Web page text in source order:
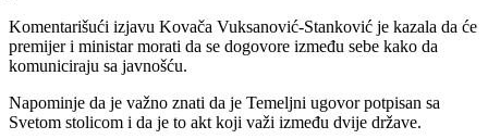
Komentarišući izjavu Kovača Vuksanović-Stanković je kazala da će
premijer i ministar morati da se dogovore između sebe kako da
komuniciraju sa javnošću.
Napominje da je važno znati da je Temeljni ugovor potpisan sa
Svetom stolicom i da je to akt koji važi između dvije države.